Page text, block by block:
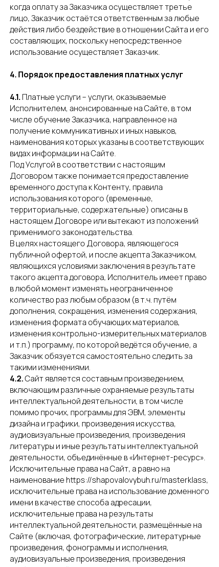
когда оплату за Заказчика осуществляет третье
лицо, Заказчик остаётся ответственным за любые
действия либо бездействие в отношении Сайта и его
составляющих, поскольку непосредственное
использование осуществляет Заказчик.
4. Порядок предоставления платных услуг
4.1. Платные услуги – услуги, оказываемые
Исполнителем, анонсированные на Сайте, в том
числе обучение Заказчика, направленное на
получение коммуникативных и иных навыков,
наименования которых указаны в соответствующих
видах информации на Сайте.
Под Услугой в соответствии с настоящим
Договором также понимается предоставление
временного доступа к Контенту, правила
использования которого (временные,
территориальные, содержательные) описаны в
настоящем Договоре или вытекают из положений
применимого законодательства.
В целях настоящего Договора, являющегося
публичной офертой, и после акцепта Заказчиком,
являющихся условиями заключения в результате
такого акцепта договора, Исполнитель имеет право
в любой момент изменять неограниченное
количество раз любым образом (в т.ч. путём
дополнения, сокращения, изменения содержания,
изменения формата обучающих материалов,
изменения контрольно-измерительных материалов
и т.п.) программу, по которой ведётся обучение, а
Заказчик обязуется самостоятельно следить за
такими изменениями.
4.2.Сайт является составным произведением,
включающим различные охраняемые результаты
интеллектуальной деятельности, в том числе
помимо прочих, программы для ЭВМ, элементы
дизайна и графики, произведения искусства,
аудиовизуальные произведения, произведения
литературы и иные результаты интеллектуальной
деятельности, объединённые в «Интернет-ресурс».
Исключительные права на Сайт, а равно на
наименование https://shapovalovybuh.ru/masterklass,
исключительные права на использование доменного
имени в качестве способа адресации,
исключительные права на результаты
интеллектуальной деятельности, размещённые на
Сайте (включая, фотографические, литературные
произведения, фонограммы и исполнения,
аудиовизуальные произведения, произведения